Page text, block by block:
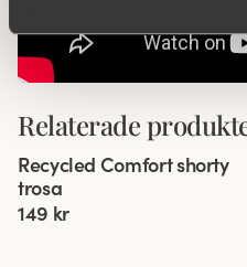
Relaterade
4 för 3
Recycled Comfort shorty
trosa
149 kr